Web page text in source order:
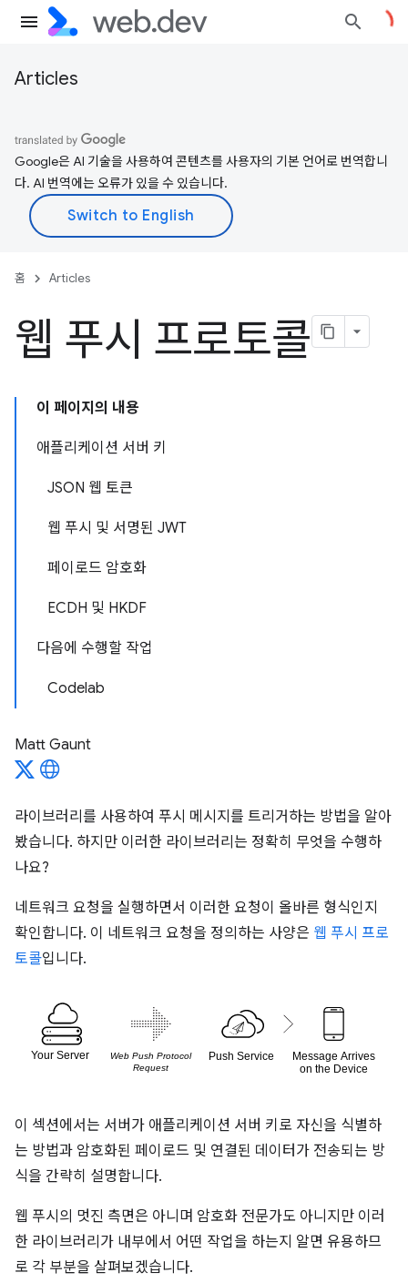
Articles
Google은 AI 기술을 사용하여 콘텐츠를 사용자의 기본 언어로 번역합니
다. AI 번역에는 오류가 있을 수 있습니다.
홈 Articles
웹 푸시 프로토콜
이 페이지의 내용
애플리케이션 서버 키
JSON 웹 토큰
웹 푸시 및 서명된 JWT
페이로드 암호화
ECDH 및 HKDF
다음에 수행할 작업
Codelab
Matt Gaunt
라이브러리를 사용하여 푸시 메시지를 트리거하는 방법을 알아
봤습니다. 하지만 이러한 라이브러리는 정확히 무엇을 수행하
나요?
네트워크 요청을 실행하면서 이러한 요청이 올바른 형식인지
확인합니다. 이 네트워크 요청을 정의하는 사양은 웹 푸시 프로
토콜입니다.
이 섹션에서는 서버가 애플리케이션 서버 키로 자신을 식별하
는 방법과 암호화된 페이로드 및 연결된 데이터가 전송되는 방
식을 간략히 설명합니다.
웹 푸시의 멋진 측면은 아니며 암호화 전문가도 아니지만 이러
한 라이브러리가 내부에서 어떤 작업을 하는지 알면 유용하므
로 각 부분을 살펴보겠습니다.